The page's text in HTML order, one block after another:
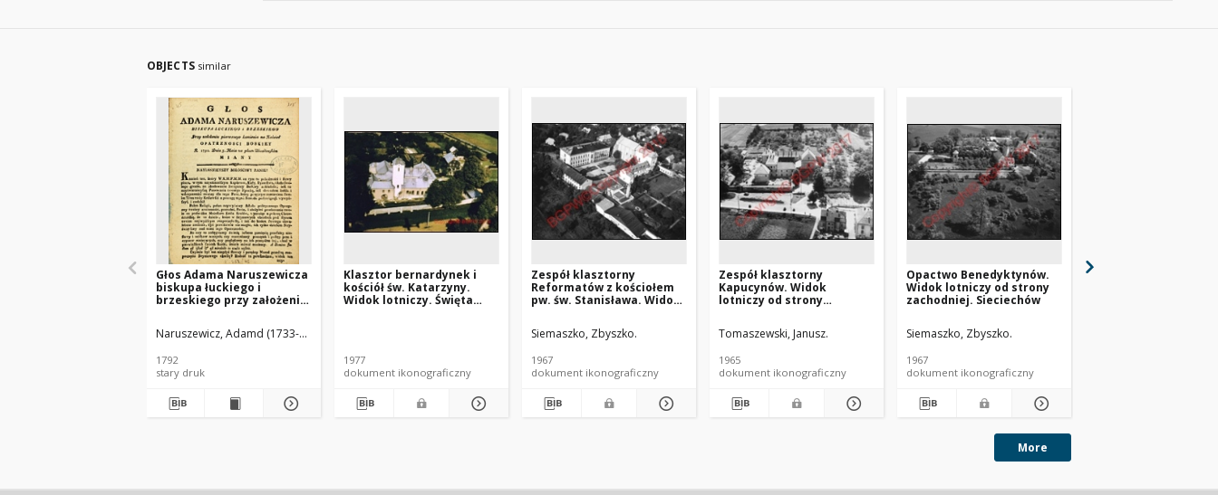
OBJECTS similar
Głos Adama Naruszewicza
biskupa łuckiego i
brzeskiego przy założeniu
Kościół Opatrznosci
Boskiey r. 1792 dnia 3 maia
miany
Naruszewicz, Adamd (1733-1796)
1792
stary druk
Klasztor bernardynek i
kościół św. Katarzyny.
Widok lotniczy. Święta
1977
dokument ikonograficzny
Zespół klasztorny
Reformatów z kościołem
pw. św. Stanisława. Widok
południowo-wschodniej.
Solec
Siemaszko, Zbyszko.
1967
dokument ikonograficzny
Zespół klasztorny
Kapucynów. Widok
lotniczy od strony
Małopolski
Tomaszewski, Janusz.
1965
dokument ikonograficzny
Opactwo Benedyktynów.
Widok lotniczy od strony
zachodniej. Sieciechów
Siemaszko, Zbyszko.
1967
dokument ikonograficzny
More